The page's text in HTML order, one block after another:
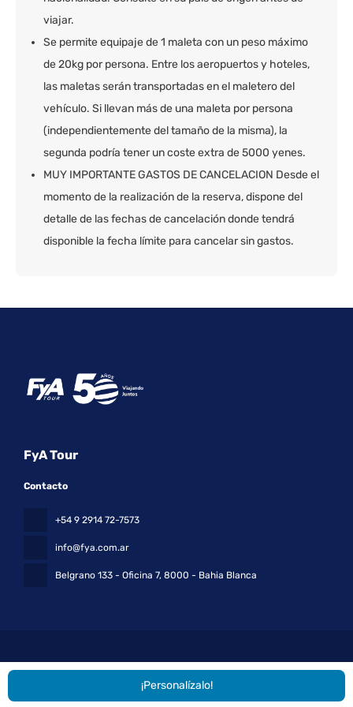
¡Personalízalo!
viajar.
Se permite equipaje de 1 maleta con un peso máximo
de 20kg por persona. Entre los aeropuertos y hoteles,
las maletas serán transportadas en el maletero del
vehículo. Si llevan más de una maleta por persona
(independientemente del tamaño de la misma), la
segunda podría tener un coste extra de 5000 yenes.
MUY IMPORTANTE GASTOS DE CANCELACION Desde el
momento de la realización de la reserva, dispone del
detalle de las fechas de cancelación donde tendrá
disponible la fecha límite para cancelar sin gastos.
FyA Tour
Contacto
+54 9 2914 72-7573
info@fya.com.ar
Belgrano 133 - Oficina 7, 8000 - Bahia Blanca